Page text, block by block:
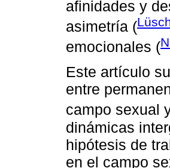
afinidades y
asimetría (
emocionales (
Este artículo
entre
campo sexual
dinámicas
hipótesis de
en el campo